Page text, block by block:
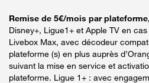
Remise de 5€/mois par plateforme,
Disney+, Ligue1+ et Apple TV en
Livebox Max, avec décodeur
plateforme (s) en plus auprès
suivant la mise en service et
plateforme. Ligue 1+ : avec